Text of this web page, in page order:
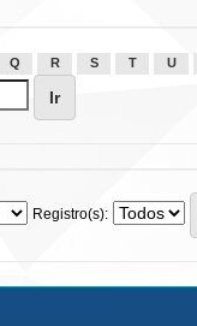
Q R S T U
Registro(s):